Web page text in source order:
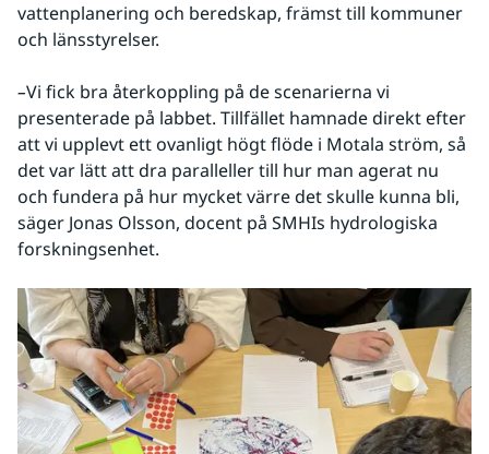
vattenplanering och beredskap, främst till kommuner
och länsstyrelser.
–Vi fick bra återkoppling på de scenarierna vi
presenterade på labbet. Tillfället hamnade direkt efter
att vi upplevt ett ovanligt högt flöde i Motala ström, så
det var lätt att dra paralleller till hur man agerat nu
och fundera på hur mycket värre det skulle kunna bli,
säger Jonas Olsson, docent på SMHIs hydrologiska
forskningsenhet.